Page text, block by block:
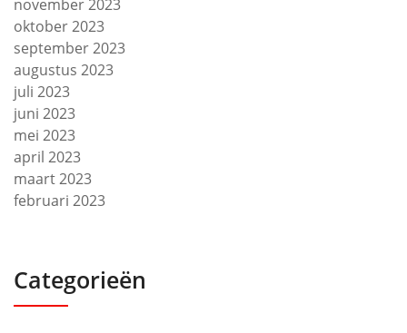
november 2023
oktober 2023
september 2023
augustus 2023
juli 2023
juni 2023
mei 2023
april 2023
maart 2023
februari 2023
Categorieën